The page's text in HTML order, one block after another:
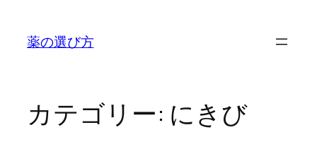
薬の選び方
カテゴリー: にきび